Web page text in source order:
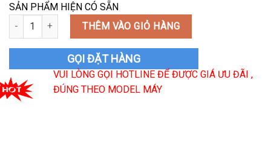
SẢN PHẨM HIỆN CÓ SẴN
Relay 12V 16A/220V R0H-1A4-D012 6 chân số lượng
THÊM VÀO GIỎ HÀNG
GỌI ĐẶT HÀNG
VUI LÒNG GỌI HOTLINE ĐỂ ĐƯỢC GIÁ ƯU ĐÃI ,
ĐÚNG THEO MODEL MÁY